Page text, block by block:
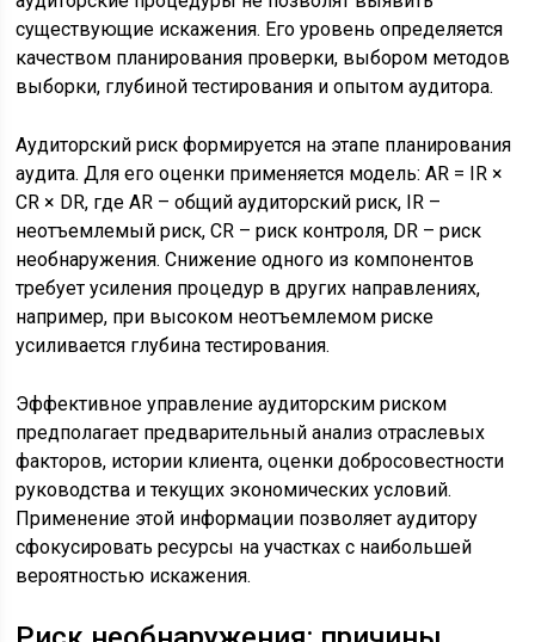
существующие искажения. Его уровень определяется
качеством планирования проверки, выбором методов
выборки, глубиной тестирования и опытом аудитора.
Аудиторский риск формируется на этапе планирования
аудита. Для его оценки применяется модель: AR = IR ×
CR × DR, где AR – общий аудиторский риск, IR –
неотъемлемый риск, CR – риск контроля, DR – риск
необнаружения. Снижение одного из компонентов
требует усиления процедур в других направлениях,
например, при высоком неотъемлемом риске
усиливается глубина тестирования.
Эффективное управление аудиторским риском
предполагает предварительный анализ отраслевых
факторов, истории клиента, оценки добросовестности
руководства и текущих экономических условий.
Применение этой информации позволяет аудитору
сфокусировать ресурсы на участках с наибольшей
вероятностью искажения.